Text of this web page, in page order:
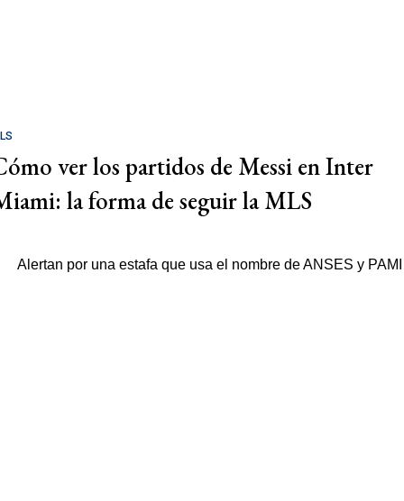
ver los partidos de Messi en Inter
la forma de seguir la MLS